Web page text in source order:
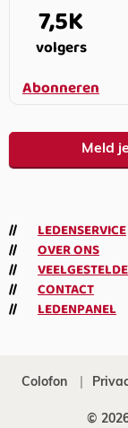
7,5K
volgers
Abonneren
Meld
LEDENSERVICE
OVER ONS
CONTACT
LEDENPANEL
Colofon
©